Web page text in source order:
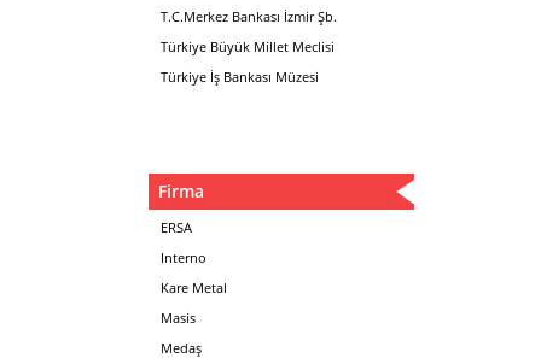
T.C.Merkez Bankası İzmir Şb.
Türkiye Büyük Millet Meclisi
Türkiye İş Bankası Müzesi
Firma
ERSA
Interno
Kare Metal
Masis
Medaş